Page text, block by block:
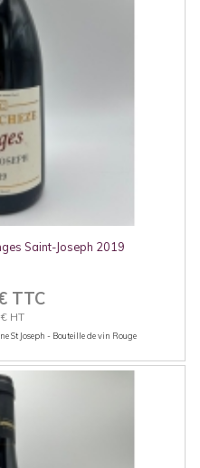
Saint-Joseph 2019
TTC
HT
St Joseph - Bouteille de vin Rouge